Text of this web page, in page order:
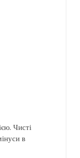
Чисті
в